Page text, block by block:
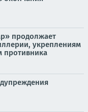
продолжает
укреплениям
противника